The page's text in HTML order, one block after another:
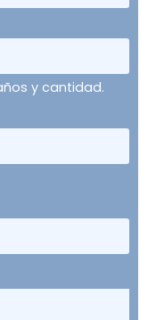
y cantidad.